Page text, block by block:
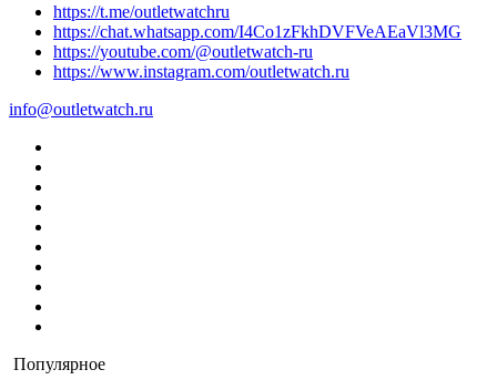
https://t.me/outletwatchru
https://chat.whatsapp.com/I4Co1zFkhDVFVeAEaVl3MG
https://youtube.com/@outletwatch-ru
https://www.instagram.com/outletwatch.ru
info@outletwatch.ru
Популярное